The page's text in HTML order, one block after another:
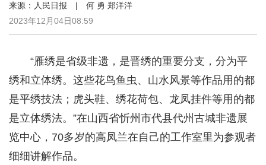
来源：人民日报 | 何 勇 郑洋洋
2023年12月04日08:59
“雁绣是省级非遗，是晋绣的重要分支，分为平
绣和立体绣。这些花鸟鱼虫、山水风景等作品用的都
是平绣技法；虎头鞋、绣花荷包、龙凤挂件等用的都
是立体绣法。”在山西省忻州市代县代州古城非遗展
览中心，70多岁的高凤兰在自己的工作室里为参观者
细细讲解作品。